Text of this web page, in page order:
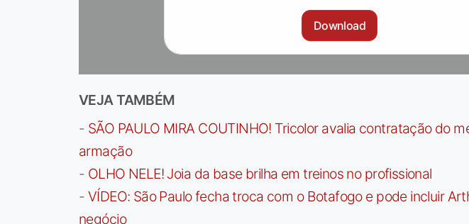
Download
VEJA TAMBÉM
- SÃO PAULO MIRA COUTINHO! Tricolor avalia contratação do
armação
- OLHO NELE! Joia da base brilha em treinos no profissional
- VÍDEO: São Paulo fecha troca com o Botafogo e pode incluir
negócio